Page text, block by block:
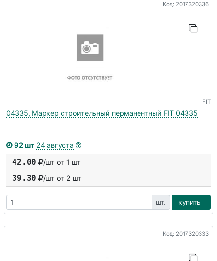
Код: 2017320336
FIT
04335, Маркер строительный перманентный FIT 04335
92 шт 24 августа
42.00 /шт от 1 шт
39.30 /шт от 2 шт
шт. купить
Код: 2017320333